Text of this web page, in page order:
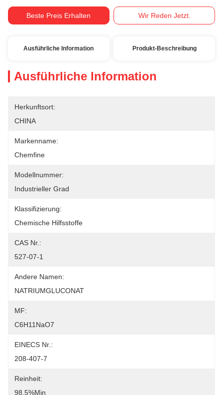
Beste Preis Erhalten Wir Reden Jetzt.
Ausführliche Information Produkt-Beschreibung
Ausführliche Information
Herkunftsort:
CHINA
Markenname:
Chemfine
Modellnummer:
Industrieller Grad
Klassifizierung:
Chemische Hilfsstoffe
CAS Nr.:
527-07-1
Andere Namen:
NATRIUMGLUCONAT
MF:
C6H11NaO7
EINECS Nr.:
208-407-7
Reinheit:
98.5%min